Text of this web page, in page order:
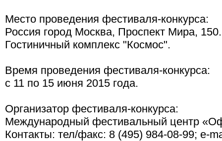
Место проведения фестиваля-конкурса:
Россия город Москва, Проспект Мира, 150.
Гостиничный комплекс "Космос".
Время проведения фестиваля-конкурса:
с 11 по 15 июня 2015 года.
Организатор фестиваля-конкурса:
Международный фестивальный центр
Контакты: тел/факс: 8 (495) 984-08-99; е-